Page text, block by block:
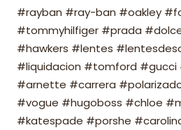
#rayban #ray-ban #oakley
#tommyhilfiger #prada
#hawkers #lentes
#liquidacion #tomford #gucci
#arnette #carrera
#vogue #hugoboss #chloe
#katespade #porshe